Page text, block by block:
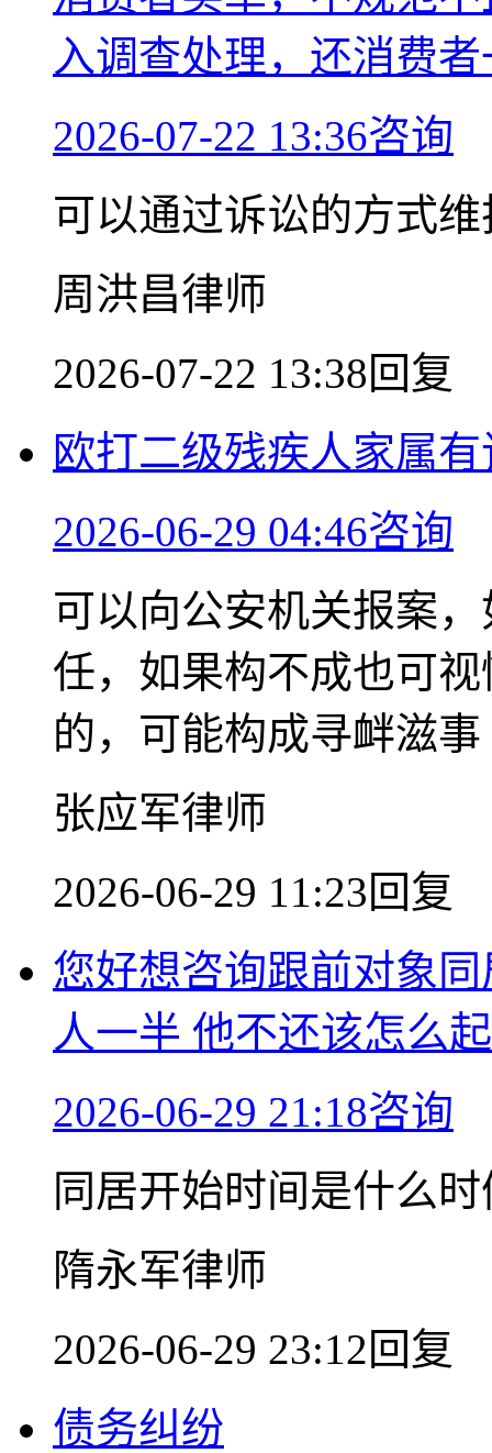
入调查处理，还消费
2026-07-22 13:36咨询
可以通过诉讼的方式
周洪昌律师
2026-07-22 13:38回复
欧打二级残疾人家属
2026-06-29 04:46咨询
可以向公安机关报案
任，如果构不成也可
的，可能构成寻衅滋事
张应军律师
2026-06-29 11:23回复
您好想咨询跟前对象
人一半 他不还该怎么
2026-06-29 21:18咨询
同居开始时间是什么
隋永军律师
2026-06-29 23:12回复
债务纠纷